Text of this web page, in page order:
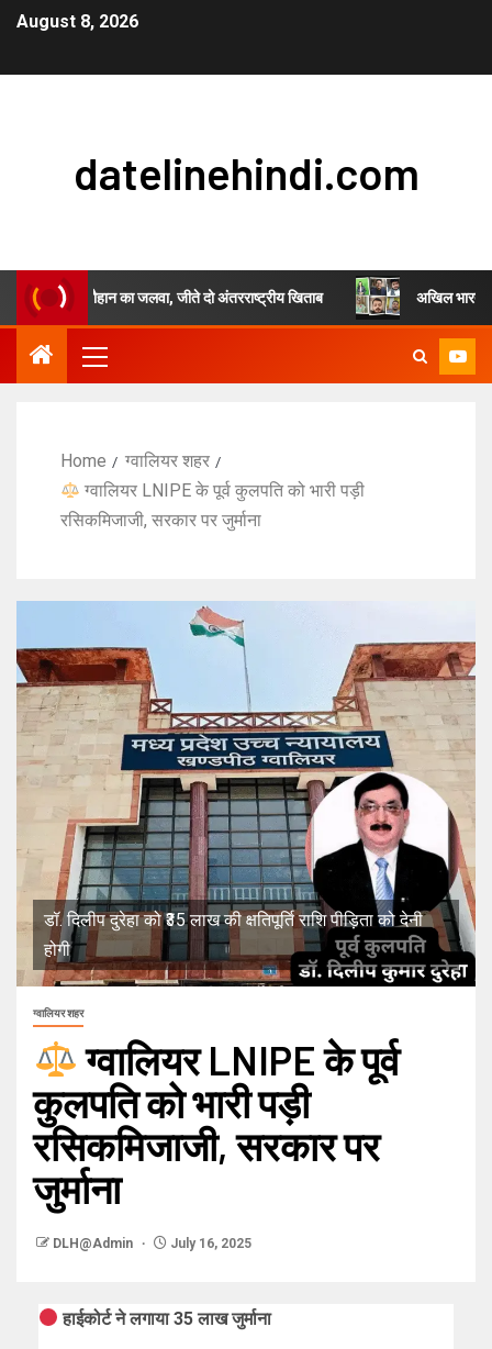
August 8, 2026
datelinehindi.com
सिंह चौहान का जलवा, जीते दो अंतरराष्ट्रीय खिताब अखिल भारतीय
Home
ग्वालियर शहर
ग्वालियर LNIPE के पूर्व कुलपति को भारी पड़ी
रसिकमिजाजी, सरकार पर जुर्माना
डॉ. दिलीप दुरेहा को ₹35 लाख की क्षतिपूर्ति राशि पीड़िता को देनी
होगी
ग्वालियर शहर
ग्वालियर LNIPE के पूर्व
कुलपति को भारी पड़ी
रसिकमिजाजी, सरकार पर
जुर्माना
DLH@Admin July 16, 2025
हाईकोर्ट ने लगाया 35 लाख जुर्माना